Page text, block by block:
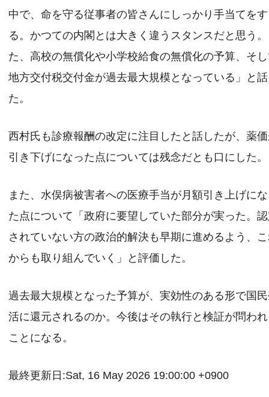
中で、命を守る従事者の皆さんにしっかり手当てをす
る。かつての内閣とは大きく違うスタンスだと思う
た、高校の無償化や小学校給食の無償化の予算、そ
地方交付税交付金が過去最大規模となっている」と
た。
西村氏も診療報酬の改定に注目したと話したが、薬
引き下げになった点については残念だとも口にした。
また、水俣病被害者への医療手当が月額引き上げに
た点について「政府に要望していた部分が実った。
されていない方の政治的解決も早期に進めるよう、
からも取り組んでいく」と評価した。
過去最大規模となった予算が、実効性のある形で国
活に還元されるのか。今後はその執行と検証が問わ
ことになる。
最終更新日:Sat, 16 May 2026 19:00:00 +0900